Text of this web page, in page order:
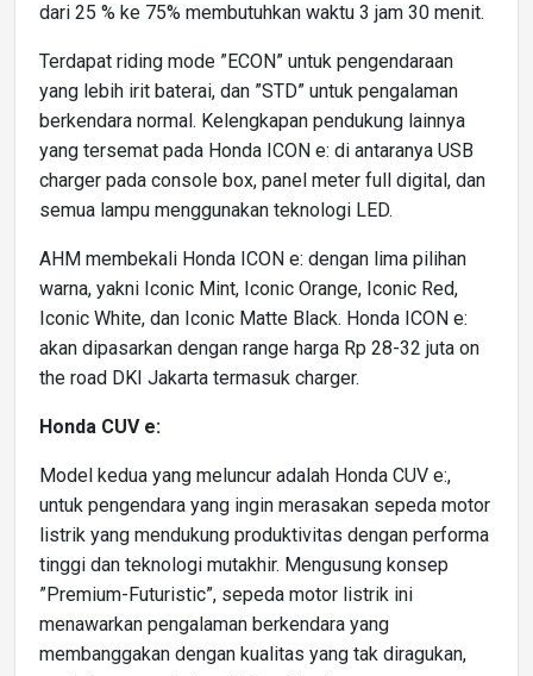
dari 25 % ke 75% membutuhkan waktu 3 jam 30 menit.
Terdapat riding mode ”ECON” untuk pengendaraan
yang lebih irit baterai, dan ”STD” untuk pengalaman
berkendara normal. Kelengkapan pendukung lainnya
yang tersemat pada Honda ICON e: di antaranya USB
charger pada console box, panel meter full digital, dan
semua lampu menggunakan teknologi LED.
AHM membekali Honda ICON e: dengan lima pilihan
warna, yakni Iconic Mint, Iconic Orange, Iconic Red,
Iconic White, dan Iconic Matte Black. Honda ICON e:
akan dipasarkan dengan range harga Rp 28-32 juta on
the road DKI Jakarta termasuk charger.
Honda CUV e:
Model kedua yang meluncur adalah Honda CUV e:,
untuk pengendara yang ingin merasakan sepeda motor
listrik yang mendukung produktivitas dengan performa
tinggi dan teknologi mutakhir. Mengusung konsep
”Premium-Futuristic”, sepeda motor listrik ini
menawarkan pengalaman berkendara yang
membanggakan dengan kualitas yang tak diragukan,